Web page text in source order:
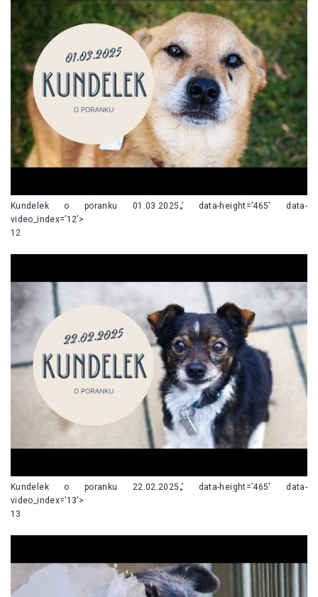
Kundelek o poranku 01.03.2025„’ data-height=’465′ data-
video_index=’12’>
12
Kundelek o poranku 22.02.2025„’ data-height=’465′ data-
video_index=’13’>
13